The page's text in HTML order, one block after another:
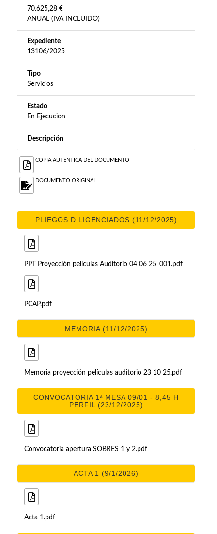
70.625,28 €
ANUAL (IVA INCLUIDO)
Expediente
13106/2025
Tipo
Servicios
Estado
En Ejecucion
Descripción
COPIA AUTENTICA DEL DOCUMENTO
DOCUMENTO ORIGINAL
PLIEGOS DILIGENCIADOS (11/12/2025)
PPT Proyección películas Auditorio 04 06 25_001.pdf
PCAP.pdf
MEMORIA (11/12/2025)
Memoria proyección películas auditorio 23 10 25.pdf
CONVOCATORIA 1ª MESA 09/01 - 8,45 H
PERFIL (23/12/2025)
Convocatoria apertura SOBRES 1 y 2.pdf
ACTA 1 (9/1/2026)
Acta 1.pdf